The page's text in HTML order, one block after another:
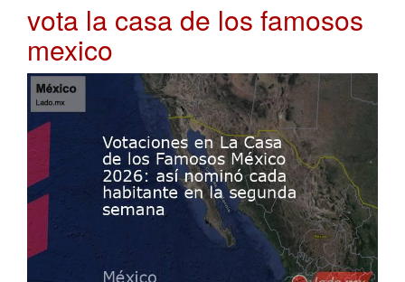
vota la casa de los famosos
mexico